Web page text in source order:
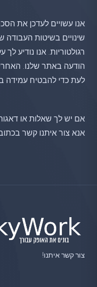
אנו עשויים לעדכן את
שינויים בשיטות העבודה
רגולטוריות. אנו נודיע
הודעה באתר שלנו.
לעת כדי להבטיח עמידה
אם יש לך שאלות או
אנא צור איתנו קשר
צור קשר איתנו!